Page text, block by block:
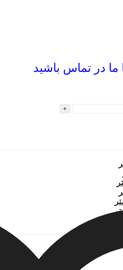
در تماس باشید